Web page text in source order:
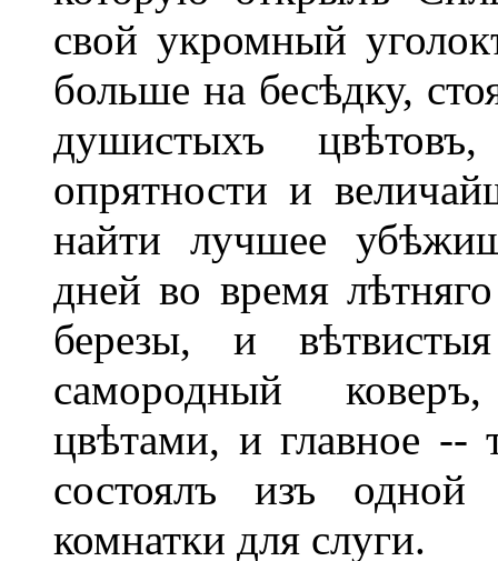
свой укромный
больше на бесѣдку,
душистыхъ
опрятности и
найти лучшее
дней во время
березы, и
самородный
цвѣтами, и главное --
состоялъ изъ
комнатки для слуги.